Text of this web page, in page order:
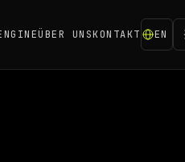
ÜBER UNSKONTAKT EN